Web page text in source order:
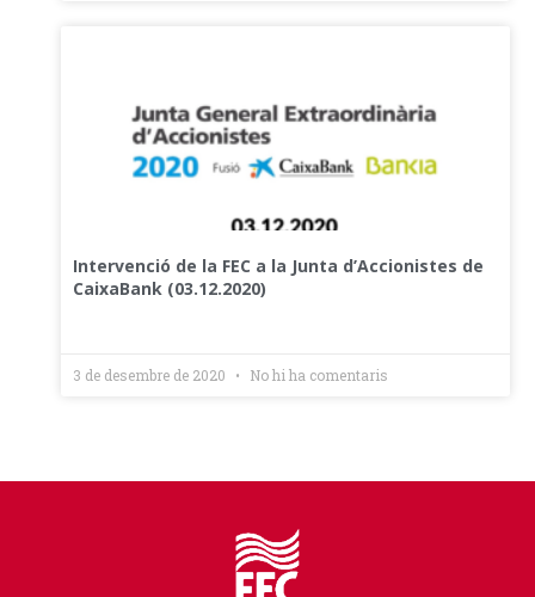
Intervenció de la FEC a la Junta d’Accionistes de
CaixaBank (03.12.2020)
3 de desembre de 2020 No hi ha comentaris